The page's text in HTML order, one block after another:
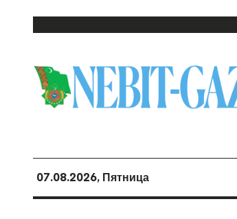
07.08.2026, Пятница